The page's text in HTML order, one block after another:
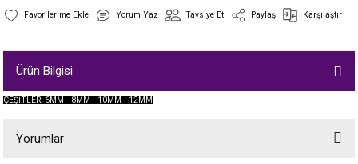
Yorum Yaz Tavsiye Et Paylaş Karşılaştır
Ürün Bilgisi
ÇEŞİTLER: 6MM - 8MM - 10MM - 12MM
Yorumlar